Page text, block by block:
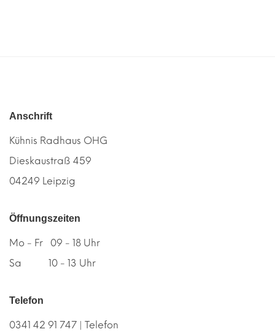
Anschrift
Kühnis Radhaus OHG
Dieskaustraß 459
04249 Leipzig
Öffnungszeiten
Mo - Fr 09 - 18 Uhr
Sa 10 - 13 Uhr
Telefon
0341 42 91 747 | Telefon